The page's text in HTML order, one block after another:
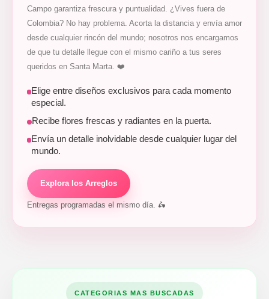
Campo garantiza frescura y puntualidad. ¿Vives fuera de
Colombia? No hay problema. Acorta la distancia y envía amor
desde cualquier rincón del mundo; nosotros nos encargamos
de que tu detalle llegue con el mismo cariño a tus seres
queridos en Santa Marta. ❤️
Elige entre diseños exclusivos para cada momento
especial.
Recibe flores frescas y radiantes en la puerta.
Envía un detalle inolvidable desde cualquier lugar del
mundo.
Explora los Arreglos
Entregas programadas el mismo día. 🛵
CATEGORIAS MAS BUSCADAS